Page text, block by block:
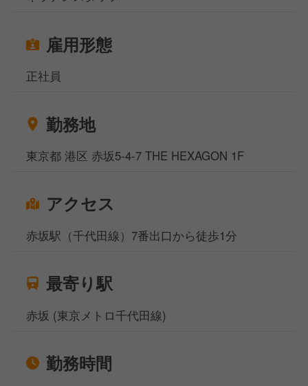
雇用形態
正社員
勤務地
東京都 港区 赤坂5-4-7 THE HEXAGON 1F
アクセス
赤坂駅（千代田線）7番出口から徒歩1分
最寄り駅
赤坂 (東京メトロ千代田線)
勤務時間